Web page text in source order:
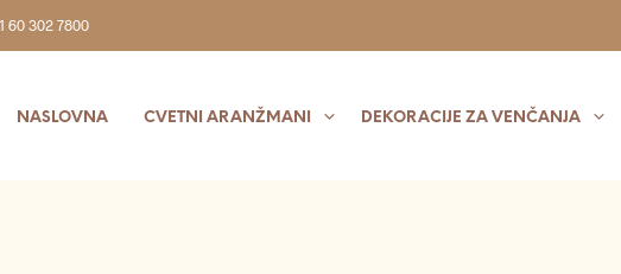
60 302 7800
NASLOVNA CVETNI ARANŽMANI DEKORACIJE ZA VENČANJA